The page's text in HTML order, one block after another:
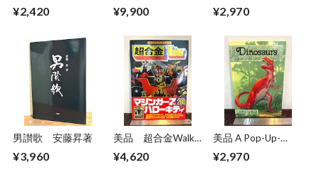
こ ヒグチユウコ
¥2,420
of Advertising
¥9,900
Pop−Up Book
¥2,970
男讃歌 安藤昇著
¥3,960
美品 超合金Walkar
誕生40周年記念
¥4,620
美品 A Pop-Up-
Giants of the Earth
¥2,970